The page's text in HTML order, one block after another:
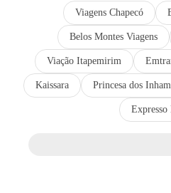
Viagens Chapecó
Belos Montes Viagens
Viação Itapemirim
Kaissara Princesa dos